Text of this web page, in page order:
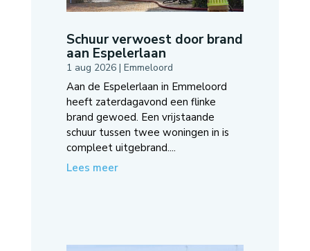
Schuur verwoest door brand
aan Espelerlaan
1 aug 2026| Emmeloord
Aan de Espelerlaan in Emmeloord
heeft zaterdagavond een flinke
brand gewoed. Een vrijstaande
schuur tussen twee woningen in is
compleet uitgebrand....
Lees meer